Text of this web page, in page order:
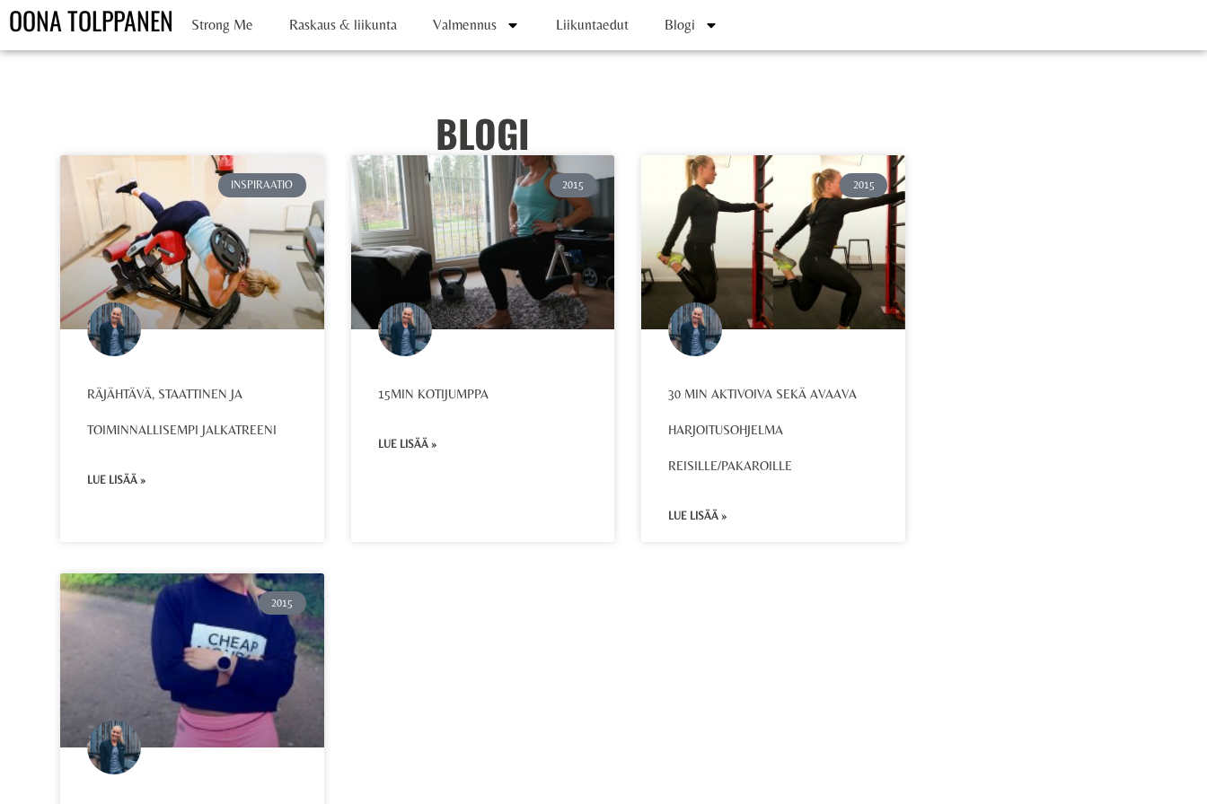
OONA TOLPPANEN Strong Me Raskaus & liikunta Valmennus Liikuntaedut Blogi
BLOGI
INSPIRAATIO
RÄJÄHTÄVÄ, STAATTINEN JA
TOIMINNALLISEMPI JALKATREENI
LUE LISÄÄ »
2015
15MIN KOTIJUMPPA
LUE LISÄÄ »
2015
30 MIN AKTIVOIVA SEKÄ AVAAVA
HARJOITUSOHJELMA
REISILLE/PAKAROILLE
LUE LISÄÄ »
2015